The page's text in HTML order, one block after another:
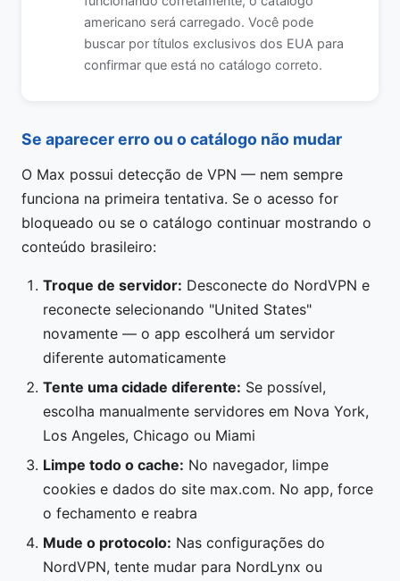
americano será carregado. Você pode
buscar por títulos exclusivos dos EUA para
confirmar que está no catálogo correto.
Se aparecer erro ou o catálogo não mudar
O Max possui detecção de VPN — nem sempre
funciona na primeira tentativa. Se o acesso for
bloqueado ou se o catálogo continuar mostrando o
conteúdo brasileiro:
Troque de servidor: Desconecte do NordVPN e
reconecte selecionando "United States"
novamente — o app escolherá um servidor
diferente automaticamente
Tente uma cidade diferente: Se possível,
escolha manualmente servidores em Nova York,
Los Angeles, Chicago ou Miami
Limpe todo o cache: No navegador, limpe
cookies e dados do site max.com. No app, force
o fechamento e reabra
Mude o protocolo: Nas configurações do
NordVPN, tente mudar para NordLynx ou